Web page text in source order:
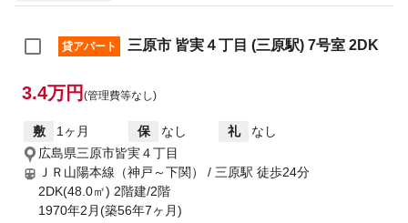
貸アパート 三原市 皆実４丁目 (三原駅) 7号室 2DK
3.4万円 (管理費等なし)
敷 1ヶ月 保 なし 礼
なし
広島県三原市皆実４丁目
ＪＲ山陽本線（神戸～下関） / 三原駅 徒歩24分
2DK(48.0㎡) 2階建/2階
1970年2月(築56年7ヶ月)